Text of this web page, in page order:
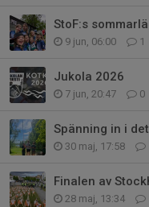
StoF:s
9 jun, 06:00 1
Jukola 2026
7 jun, 20:47 0
30 maj, 17:58
28 maj, 13:34